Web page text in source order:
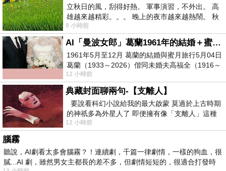
立秋日的風，刮得好熱。 軍事演習，不外出。 高
雄越來越精彩。。。 晚上的夜市越來越熱鬧。 秋
天的風刮得很熱 夜遊消暑熱。。。
9 小時前
AI「曼波女郎」葛蘭1961年的結婚＋蜜月旅行 #戀上老電影 #葛蘭 #粟子
1961年5月至12月 葛蘭的結婚與蜜月旅行5月04日
葛蘭（1933～2026）偕同未婚夫高福全（1916～
2004）乘郵輪赴倫敦6月15日於英國倫敦St.S
12 小時前
典藏封面聊兩句-【支離人】
要說看科幻小說給我的最大啟蒙 莫過於上古時期
的神祇多為外星人了 即便擁有像「支離人」這種
驚世駭俗的神通法門 也未必讀
12 小時前
腦霧
聽說，AI劇看太多會腦霧？！連續劇，千篇一律劇情，一樣的狗血，很
膩...AI 劇，雖然男女主都長的差不多，但劇情短短的，很適合打發時